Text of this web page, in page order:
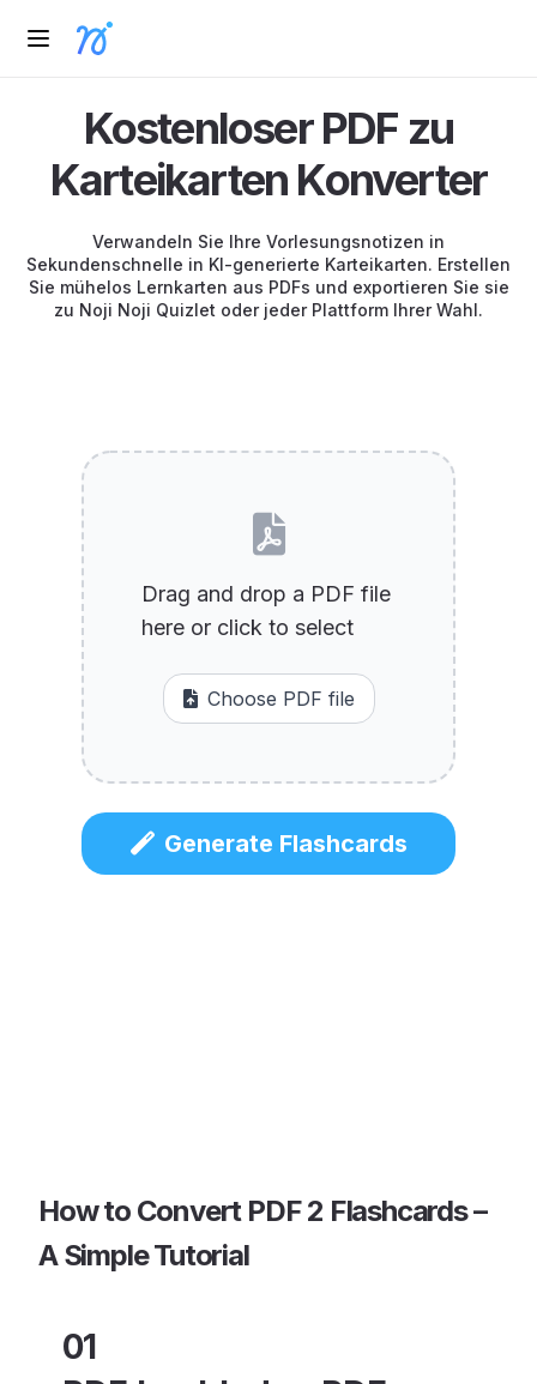
Kostenloser PDF zu
Karteikarten Konverter
Verwandeln Sie Ihre Vorlesungsnotizen in
Sekundenschnelle in KI-generierte Karteikarten. Erstellen
Sie mühelos Lernkarten aus PDFs und exportieren Sie sie
zu Noji Noji Quizlet oder jeder Plattform Ihrer Wahl.
How to Convert PDF 2 Flashcards –
A Simple Tutorial
01